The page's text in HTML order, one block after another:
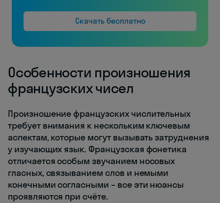
Скачать бесплатно
Особенности произношения
французских чисел
Произношение французских числительных
требует внимания к нескольким ключевым
аспектам, которые могут вызывать затруднения
у изучающих язык. Французская фонетика
отличается особым звучанием носовых
гласных, связыванием слов и немыми
конечными согласными – все эти нюансы
проявляются при счёте.